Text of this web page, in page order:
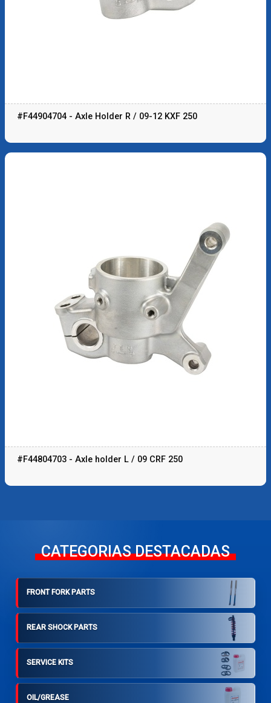
#F44904704 - Axle Holder R / 09-12 KXF 250
#F44804703 - Axle holder L / 09 CRF 250
CATEGORIAS DESTACADAS
FRONT FORK PARTS
REAR SHOCK PARTS
SERVICE KITS
OIL/GREASE